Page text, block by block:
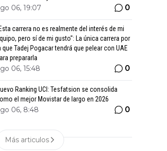
06, 19:07 0
carrera no es realmente del interés de mi
pero sí de mi gusto": La única carrera por
que Tadej Pogacar tendrá que pelear con UAE
prepararla
06, 15:48 0
Ranking UCI: Tesfatsion se consolida
el mejor Movistar de largo en 2026
06, 8:48 0
Más articulos